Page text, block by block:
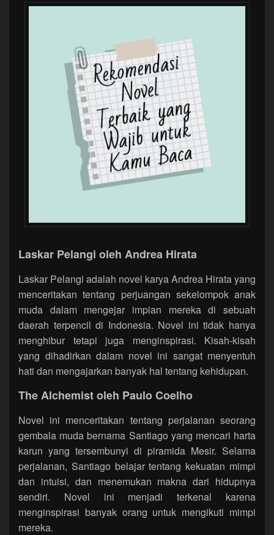
Laskar Pelangi oleh Andrea Hirata
Laskar Pelangi adalah novel karya Andrea Hirata yang
menceritakan tentang perjuangan sekelompok anak
muda dalam mengejar impian mereka di sebuah
daerah terpencil di Indonesia. Novel ini tidak hanya
menghibur tetapi juga menginspirasi. Kisah-kisah
yang dihadirkan dalam novel ini sangat menyentuh
hati dan mengajarkan banyak hal tentang kehidupan.
The Alchemist oleh Paulo Coelho
Novel ini menceritakan tentang perjalanan seorang
gembala muda bernama Santiago yang mencari harta
karun yang tersembunyi di piramida Mesir. Selama
perjalanan, Santiago belajar tentang kekuatan mimpi
dan intuisi, dan menemukan makna dari hidupnya
sendiri. Novel ini menjadi terkenal karena
menginspirasi banyak orang untuk mengikuti mimpi
mereka.